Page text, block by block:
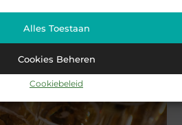
Alles Toestaan
Cookies Beheren
Cookiebeleid
alleen onderscheidt door